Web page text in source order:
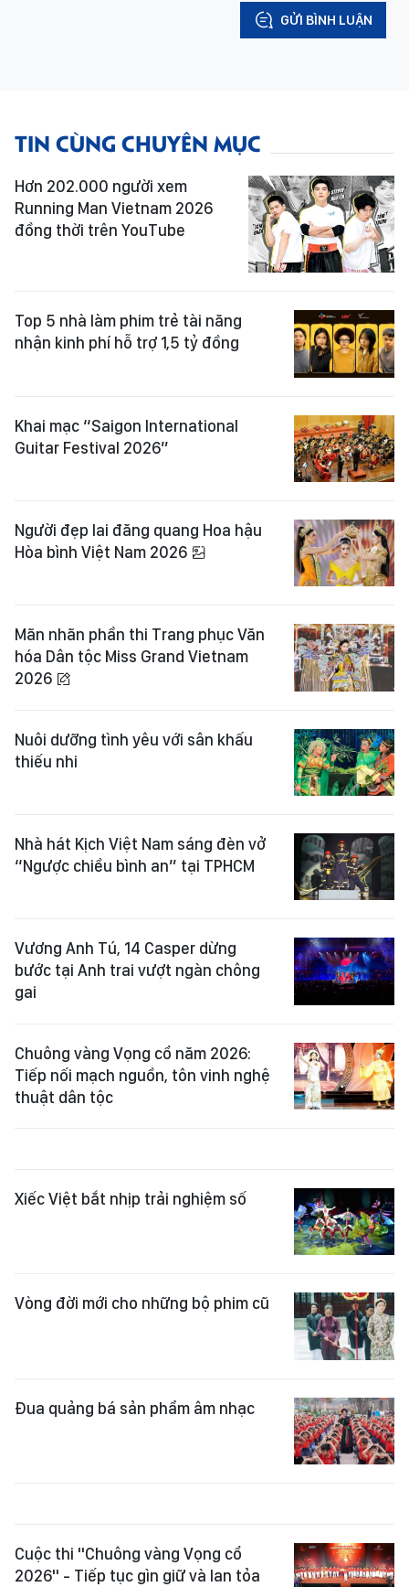
GỬI BÌNH LUẬN
TIN CÙNG CHUYÊN MỤC
Hơn 202.000 người xem
Running Man Vietnam 2026
đồng thời trên YouTube
Top 5 nhà làm phim trẻ tài năng
nhận kinh phí hỗ trợ 1,5 tỷ đồng
Khai mạc “Saigon International
Guitar Festival 2026”
Người đẹp lai đăng quang Hoa hậu
Hòa bình Việt Nam 2026
Mãn nhãn phần thi Trang phục Văn
hóa Dân tộc Miss Grand Vietnam
2026
Nuôi dưỡng tình yêu với sân khấu
thiếu nhi
Nhà hát Kịch Việt Nam sáng đèn vở
“Ngược chiều bình an” tại TPHCM
Vương Anh Tú, 14 Casper dừng
bước tại Anh trai vượt ngàn chông
gai
Chuông vàng Vọng cổ năm 2026:
Tiếp nối mạch nguồn, tôn vinh nghệ
thuật dân tộc
Xiếc Việt bắt nhịp trải nghiệm số
Vòng đời mới cho những bộ phim cũ
Đua quảng bá sản phẩm âm nhạc
Cuộc thi "Chuông vàng Vọng cổ
2026" - Tiếp tục gìn giữ và lan tỏa